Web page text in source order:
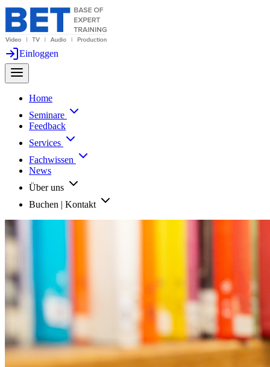
Einloggen
Home
Seminare
Feedback
Services
Fachwissen
News
Über uns
Buchen | Kontakt